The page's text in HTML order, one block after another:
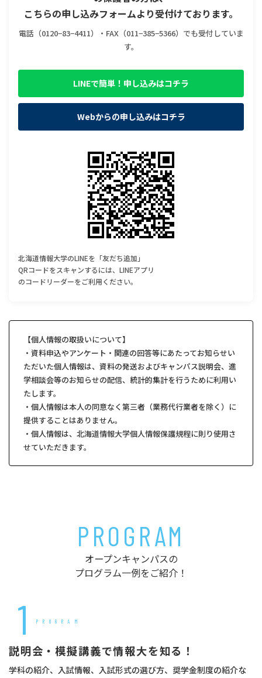
こちらの申し込みフォームより受付けております。
電話（0120−83−4411）・FAX（011−385−5366）でも受付していま
す。
LINEで簡単！申し込みはコチラ
Webからの申し込みはコチラ
北海道情報大学のLINEを「友だち追加」
QRコードをスキャンするには、LINEアプリ
のコードリーダーをご利用ください。
【個人情報の取扱いについて】
・資料申込やアンケート・関連の回答等にあたってお知らせい
ただいた個人情報は、資料の発送およびキャンパス説明会、進
学相談会等のお知らせの配信、統計的集計を行うために利用い
たします。
・個人情報は本人の同意なく第三者（業務代行業者を除く）に
提供することはありません。
・個人情報は、 北海道情報大学個人情報保護規程に則り使用さ
せていただきます。
PROGRAM
オープンキャンパスの
プログラム一例をご紹介！
1 PROGRAM
説明会・模擬講義で情報大を知る！
学科の紹介、入試情報、入試形式の選び方、奨学金制度の紹介な